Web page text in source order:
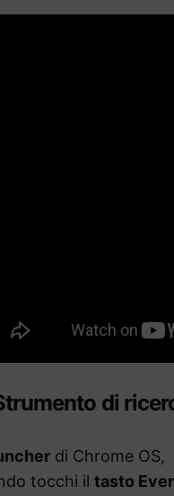
di
di Chrome OS,
tocchi il tasto